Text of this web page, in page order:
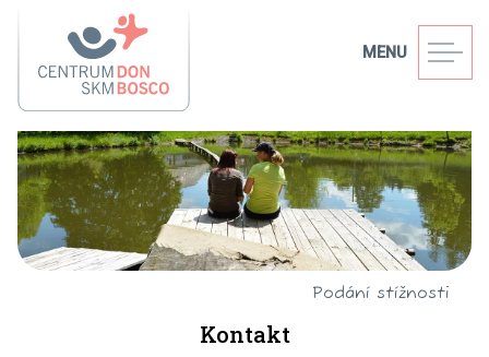
MENU
Podání stížnosti
Kontakt